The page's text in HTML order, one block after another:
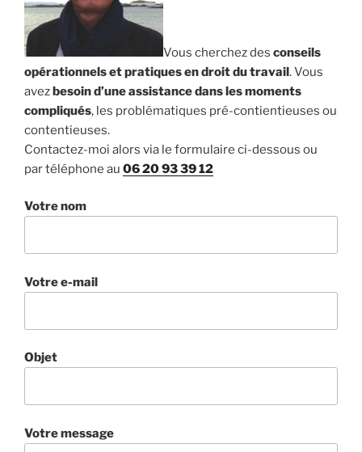
Vous cherchez des conseils
opérationnels et pratiques en droit du travail. Vous
avezbesoin d’une assistance dans les moments
compliqués, les problématiques pré-contientieuses ou
contentieuses.
Contactez-moi alors via le formulaire ci-dessous ou
par téléphone au 06 20 93 39 12
Votre nom
Votre e-mail
Objet
Votre message